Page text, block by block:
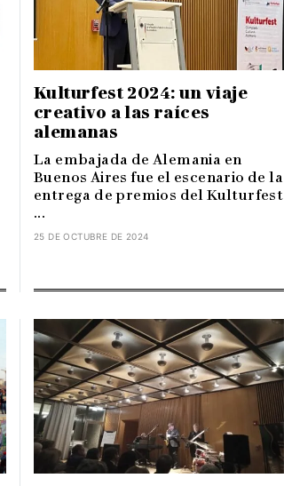
Kulturfest 2024: un viaje
creativo a las raíces
alemanas
La embajada de Alemania en
Buenos Aires fue el escenario de la
entrega de premios del Kulturfest
...
25 DE OCTUBRE DE 2024